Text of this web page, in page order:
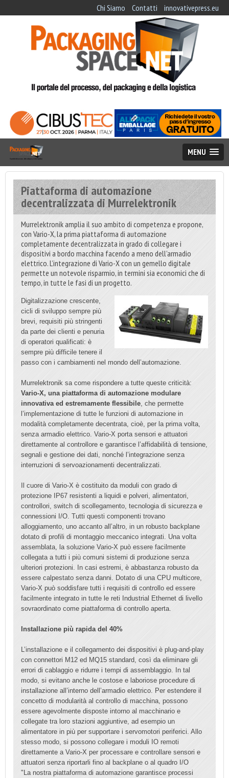
Chi Siamo Contatti innovativepress.eu
MENU
Piattaforma di automazione
decentralizzata di Murrelektronik
Murrelektronik amplia il suo ambito di competenza e propone,
con Vario-X, la prima piattaforma di automazione
completamente decentralizzata in grado di collegare i
dispositivi a bordo macchina facendo a meno dell’armadio
elettrico. L’integrazione di Vario-X con un gemello digitale
permette un notevole risparmio, in termini sia economici che di
tempo, in tutte le fasi di un progetto.
Digitalizzazione crescente,
cicli di sviluppo sempre più
brevi, requisiti più stringenti
da parte dei clienti e penuria
di operatori qualificati: è
sempre più difficile tenere il
passo con i cambiamenti nel mondo dell’automazione.
Murrelektronik sa come rispondere a tutte queste criticità:
Vario-X, una piattaforma di automazione modulare
innovativa ed estremamente flessibile , che permette
l’implementazione di tutte le funzioni di automazione in
modalità completamente decentrata, cioè, per la prima volta,
senza armadio elettrico. Vario-X porta sensori e attuatori
direttamente al controllore e garantisce l’affidabilità di tensione,
segnali e gestione dei dati, nonché l’integrazione senza
interruzioni di servoazionamenti decentralizzati.
Il cuore di Vario-X è costituito da moduli con grado di
protezione IP67 resistenti a liquidi e polveri, alimentatori,
controllori, switch di scollegamento, tecnologia di sicurezza e
connessioni I/O. Tutti questi componenti trovano
alloggiamento, uno accanto all’altro, in un robusto backplane
dotato di profili di montaggio meccanico integrati. Una volta
assemblata, la soluzione Vario-X può essere facilmente
collegata a tutti i più comuni sistemi di produzione senza
ulteriori protezioni. In casi estremi, è abbastanza robusto da
essere calpestato senza danni. Dotato di una CPU multicore,
Vario-X può soddisfare tutti i requisiti di controllo ed essere
facilmente integrato in tutte le reti Industrial Ethernet di livello
sovraordinato come piattaforma di controllo aperta.
Installazione più rapida del 40%
L’installazione e il collegamento dei dispositivi è plug-and-play
con connettori M12 ed MQ15 standard, così da eliminare gli
errori di cablaggio e ridurre i tempi di assemblaggio. In tal
modo, si evitano anche le costose e laboriose procedure di
installazione all’interno dell’armadio elettrico. Per estendere il
concetto di modularità al controllo di macchina, possono
essere agevolmente disposte intorno al macchinario e
collegate tra loro stazioni aggiuntive, ad esempio un
alimentatore in più per supportare i servomotori periferici. Allo
stesso modo, si possono collegare i moduli IO remoti
direttamente a Vario-X per processare e controllare sensori e
attuatori senza riportarli fino al backplane o al quadro I/O
"La nostra piattaforma di automazione garantisce processi